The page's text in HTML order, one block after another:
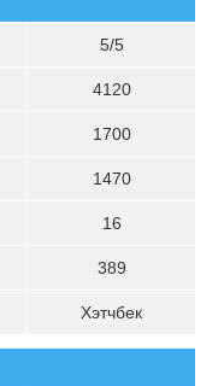
5/5
4120
1700
1470
16
389
Хэтчбек